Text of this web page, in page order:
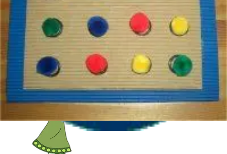
Ostern